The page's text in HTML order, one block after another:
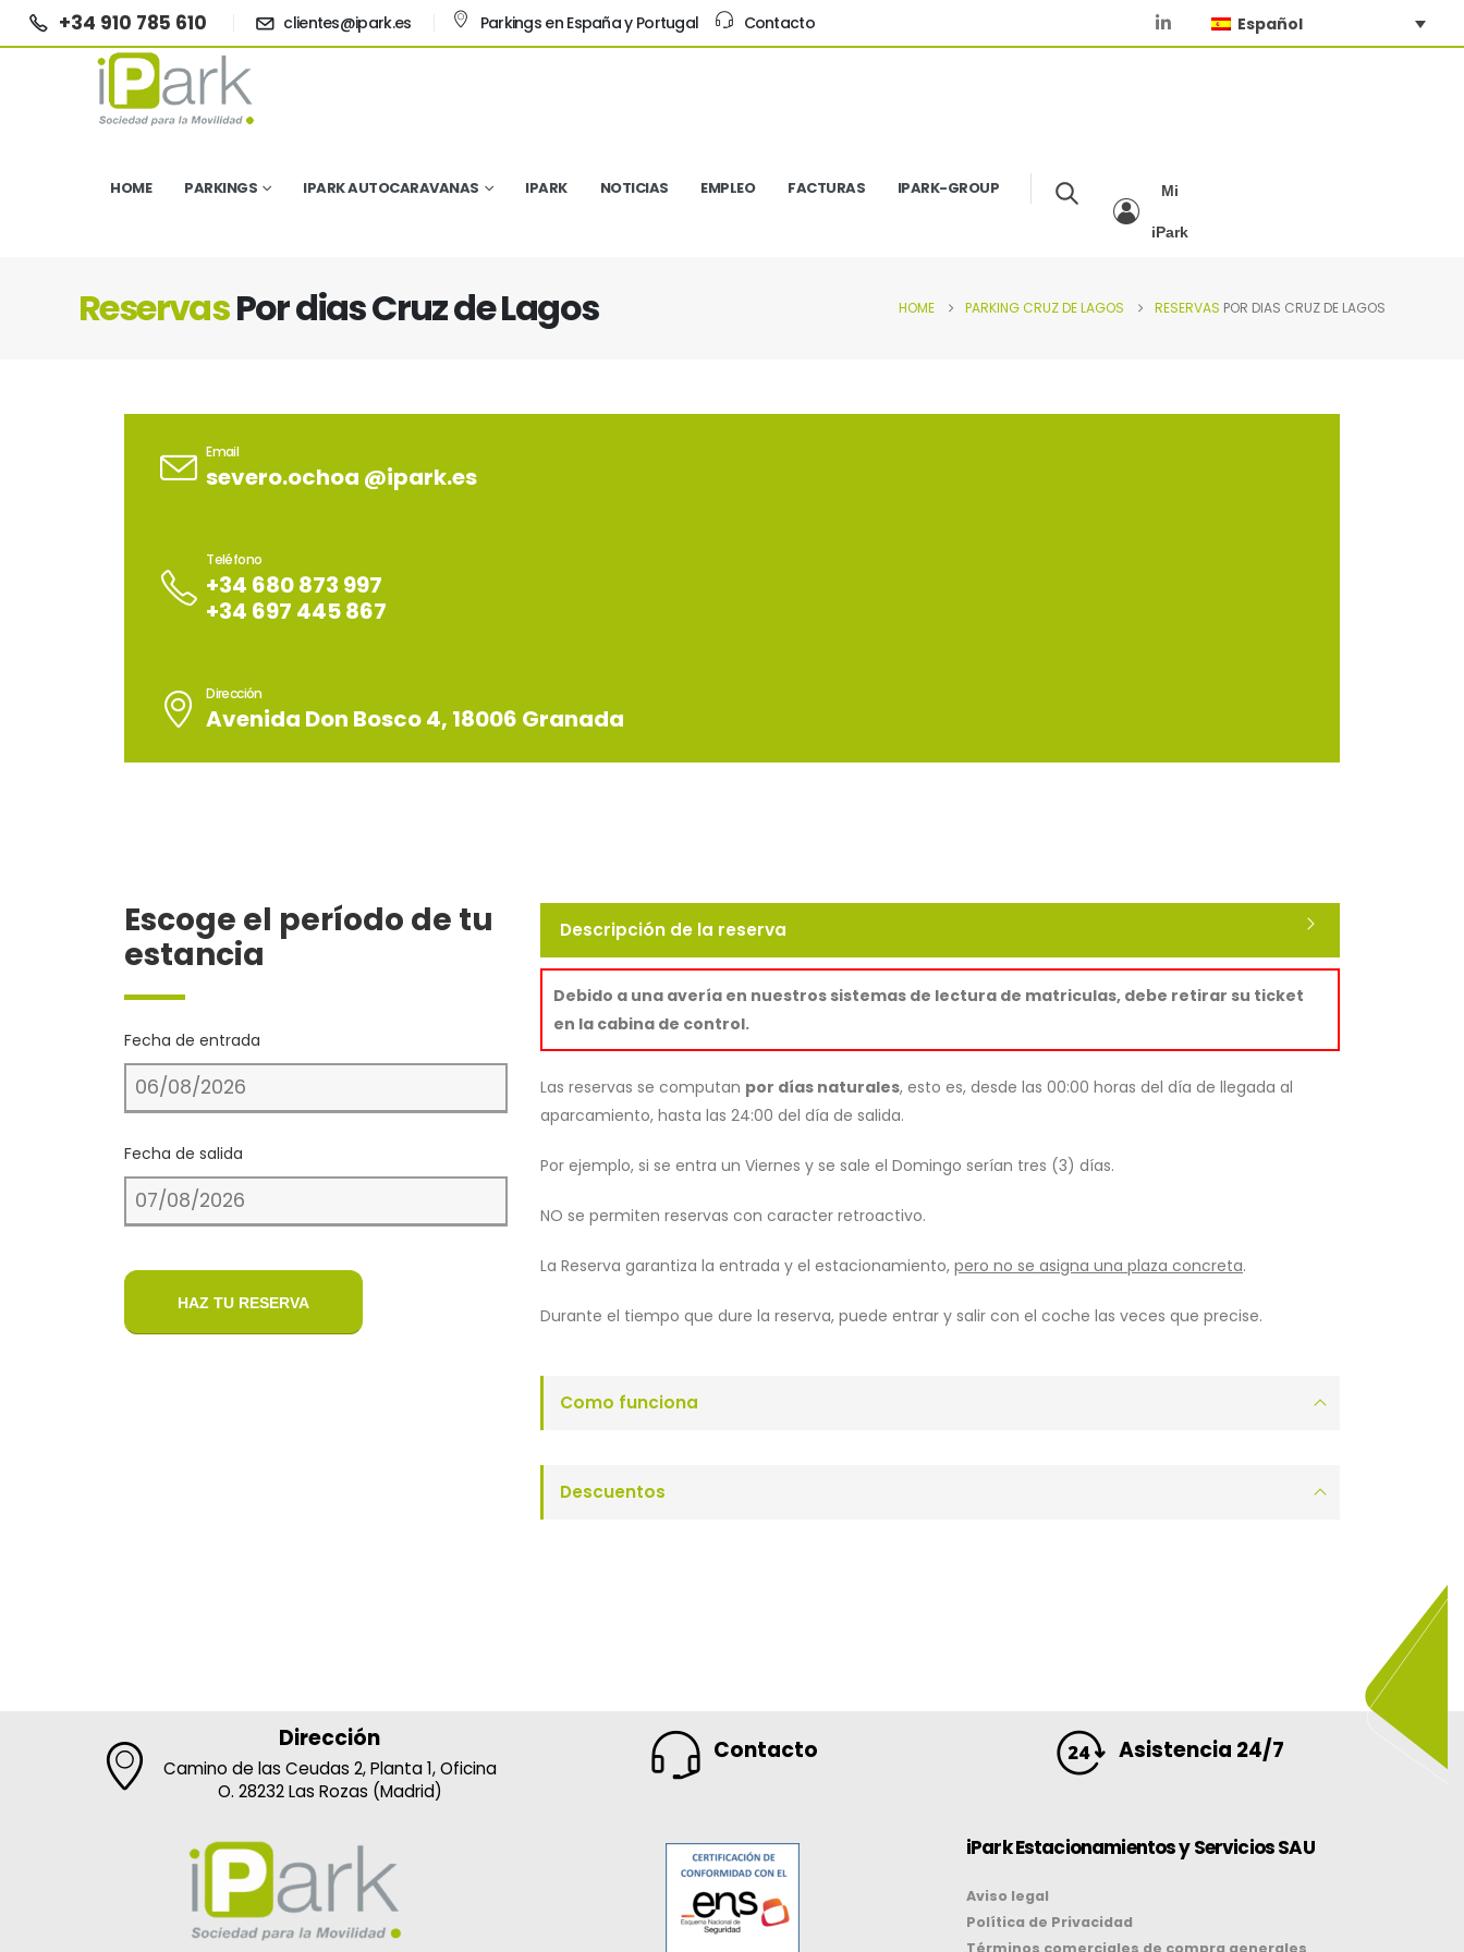
+34 910 785 610 clientes@ipark.es Parkings en España y Portugal Contacto Español
HOME PARKINGS IPARK AUTOCARAVANAS IPARK NOTICIAS EMPLEO FACTURAS IPARK-GROUP Mi
iPark
ReservasPor dias Cruz de Lagos HOME PARKINGCRUZ DE LAGOS RESERVAS POR DIAS CRUZ DE LAGOS
Email
severo.ochoa @ipark.es
Teléfono
+34 680 873 997
+34 697 445 867
Dirección
Avenida Don Bosco 4, 18006 Granada
Escoge el período de tu
estancia
Fecha de entrada
Fecha de salida
HAZ TU RESERVA
Descripción de la reserva
Debido a una avería en nuestros sistemas de lectura de matriculas, debe retirar su ticket
en la cabina de control.
Las reservas se computan por días naturales, esto es, desde las 00:00 horas del día de llegada al
aparcamiento, hasta las 24:00 del día de salida.
Por ejemplo, si se entra un Viernes y se sale el Domingo serían tres (3) días.
NO se permiten reservas con caracter retroactivo.
La Reserva garantiza la entrada y el estacionamiento, pero no se asigna una plaza concreta.
Durante el tiempo que dure la reserva, puede entrar y salir con el coche las veces que precise.
Como funciona
Descuentos
Dirección
Camino de las Ceudas 2, Planta 1, Oficina
O. 28232 Las Rozas (Madrid)
Contacto Asistencia 24/7
iPark Estacionamientos y Servicios SAU
Aviso legal
Política de Privacidad